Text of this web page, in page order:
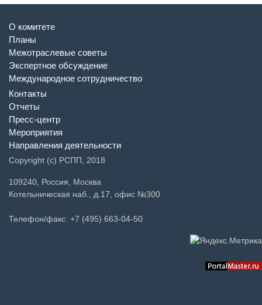
О комитете
Планы
Межотраслевые советы
Экспертное обсуждение
Международное сотрудничество
Контакты
Отчеты
Пресс-центр
Мероприятия
Направления деятельности
Copyright (c) РСПП, 2018
109240, Россия, Москва
Котельническая наб., д.17, офис №300
Телефон/факс: +7 (495) 663-04-50